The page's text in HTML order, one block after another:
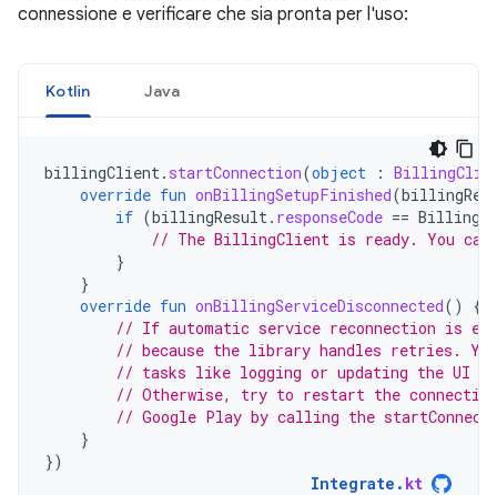
connessione e verificare che sia pronta per l'uso:
Kotlin Java
billingClient. startConnection(object :
override fun onBillingSetupFinished(
if (billingResult. responseCode ==
// The BillingClient is ready. You can
}
}
override fun onBillingServiceDisconnected()
{
// If automatic service reconnection is
// because the library handles retries.
// tasks like logging or updating the UI
// Otherwise, try to restart the
// Google Play by calling the
}
})
Integrate . kt